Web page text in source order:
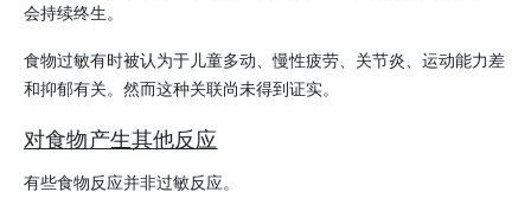
会持续终生。
食物过敏有时被认为于儿童多动、慢性疲劳、关节炎、运动能力差
和抑郁有关。然而这种关联尚未得到证实。
对食物产生其他反应
有些食物反应并非过敏反应。